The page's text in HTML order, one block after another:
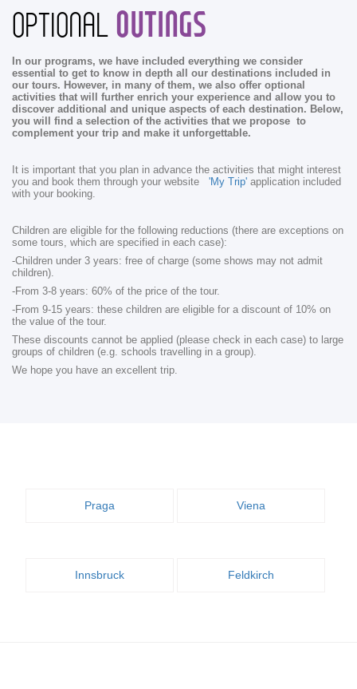
OPTIONALOUTINGS
In our programs, we have included everything we consider
essential to get to know in depth all our destinations included in
our tours. However, in many of them, we also offer optional
activities that will further enrich your experience and allow you to
discover additional and unique aspects of each destination. Below,
you will find a selection of the activities that we propose to
complement your trip and make it unforgettable.
It is important that you plan in advance the activities that might interest
you and book them through your website 'My Trip' application included
with your booking.
Children are eligible for the following reductions (there are exceptions on
some tours, which are specified in each case):
-Children under 3 years: free of charge (some shows may not admit
children).
-From 3-8 years: 60% of the price of the tour.
-From 9-15 years: these children are eligible for a discount of 10% on
the value of the tour.
These discounts cannot be applied (please check in each case) to large
groups of children (e.g. schools travelling in a group).
We hope you have an excellent trip.
Praga Viena
Innsbruck Feldkirch